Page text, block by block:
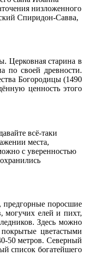
низложенного
Спиридон-Савва,
Церковная старина в
по своей древности.
Богородицы (1490
ценность этого
всё-таки
места,
с уверенностью
предгорные поросшие
могучих елей и пихт,
Здесь можно
цветастыми
50 метров. Северный
список богатейшего